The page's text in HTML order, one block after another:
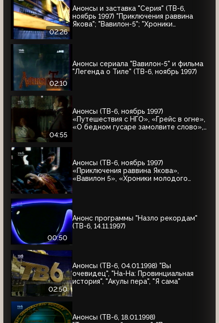
02:26
Анонсы и заставка "Серия" (ТВ-6,
ноябрь 1997) "Приключения раввина
Якова"; "Вавилон-5"; "Хроники
02:10
Анонсы сериала "Вавилон-5" и фильма
"Легенда о Тиле" (ТВ-6, ноябрь 1997)
04:55
Анонсы (ТВ-6, ноябрь 1997)
«Путешествия с НГО», «Грейс в огне»,
«О бедном гусаре замолвите слово»,
Анонсы (ТВ-6, ноябрь 1997)
«Приключения раввина Якова»,
«Вавилон 5», «Хроники молодого
00:50
Анонс программы "Назло рекордам"
(ТВ-6, 14.11.1997)
02:50
Анонсы (ТВ-6, 04.01.1998) "Вы
очевидец", "На-На: Провинциальная
история", "Акулы пера", "Я сама"
Анонсы (ТВ-6, 18.01.1998)